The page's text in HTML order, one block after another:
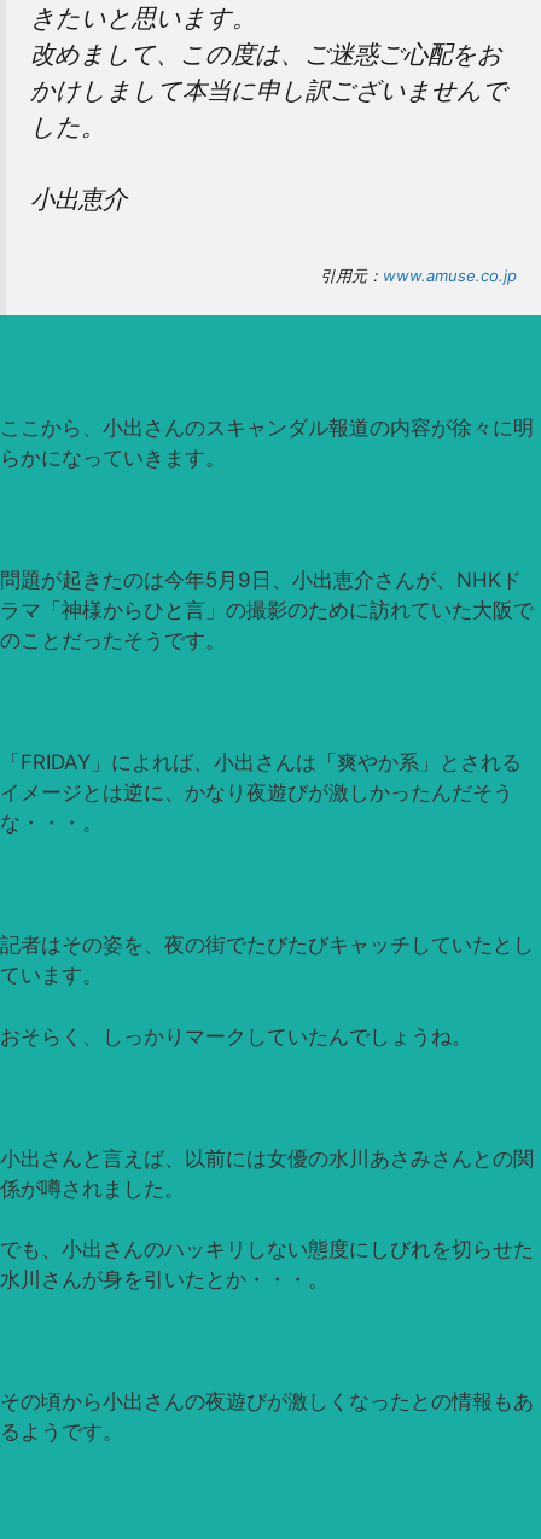
きたいと思います。
改めまして、この度は、ご迷惑ご心配をお
かけしまして本当に申し訳ございませんで
した。
小出恵介
引用元： www.amuse.co.jp
ここから、小出さんのスキャンダル報道の内容が徐々に明
らかになっていきます。
問題が起きたのは今年5月9日、小出恵介さんが、NHKド
ラマ「神様からひと言」の撮影のために訪れていた大阪で
のことだったそうです。
「FRIDAY」によれば、小出さんは「爽やか系」とされる
イメージとは逆に、かなり夜遊びが激しかったんだそう
な・・・。
記者はその姿を、夜の街でたびたびキャッチしていたとし
ています。
おそらく、しっかりマークしていたんでしょうね。
小出さんと言えば、以前には女優の水川あさみさんとの関
係が噂されました。
でも、小出さんのハッキリしない態度にしびれを切らせた
水川さんが身を引いたとか・・・。
その頃から小出さんの夜遊びが激しくなったとの情報もあ
るようです。